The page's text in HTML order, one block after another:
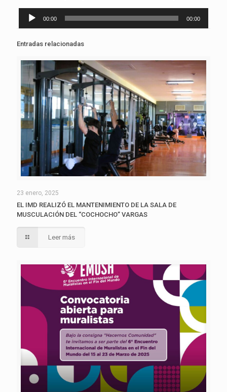
Reproductor
00:00 00:00
Entradas relacionadas
23 enero, 2025
EL IMD REALIZÓ EL MANTENIMIENTO DE LA SALA DE
MUSCULACIÓN DEL “COCHOCHO” VARGAS
Leer más